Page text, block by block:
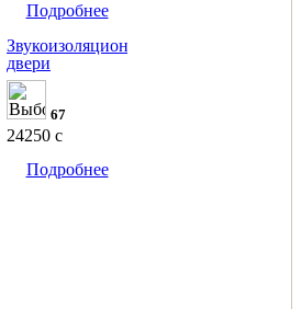
Подробнее
Звукоизоляционные
двери
67
24250 c
Подробнее